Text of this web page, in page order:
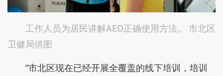
工作人员为居民讲解AED正确使用方法。 市北区
卫健局供图
“市北区现在已经开展全覆盖的线下培训，培训